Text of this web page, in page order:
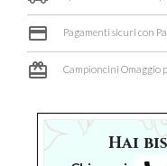
credit_card Pagamenti sicuri con
card_giftcard Campioncini Omaggio
Hai